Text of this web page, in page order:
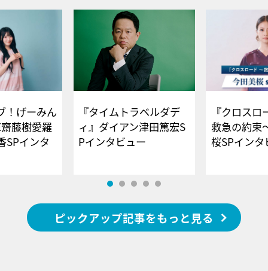
！げーみん
藤樹愛羅
SPインタ
『タイムトラベルダデ
ィ』ダイアン津田篤宏S
Pインタビュー
『クロス
救急の約束
桜SPイ
ピックアップ記事をもっと見る